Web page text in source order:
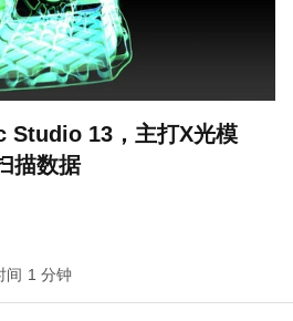
Studio 13，主打X光模
描数据
间 1 分钟